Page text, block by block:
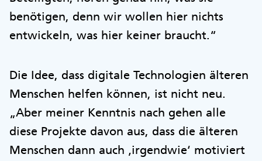
benötigen, denn wir wollen hier nichts
entwickeln, was hier keiner braucht.“
Die Idee, dass digitale Technologien älteren
Menschen helfen können, ist nicht neu.
„Aber meiner Kenntnis nach gehen alle
diese Projekte davon aus, dass die älteren
Menschen dann auch ‚irgendwie‘ motiviert